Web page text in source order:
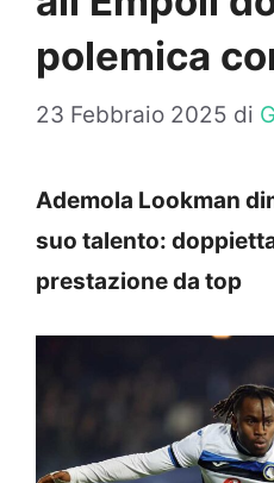
polemica
23 Febbraio 2025 di
Ademola Lookman
suo talento:
prestazione da top